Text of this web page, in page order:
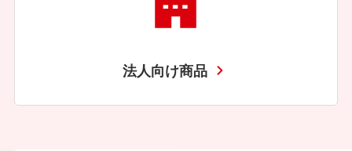
法人向け商品